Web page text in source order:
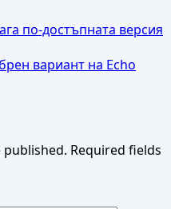
по-достъпната версия
вариант на Echo
published. Required fields